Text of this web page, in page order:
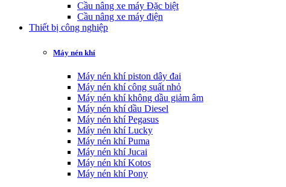
Cầu nâng xe máy Đặc biệt
Cầu nâng xe máy điện
Thiết bị công nghiệp
Máy nén khí
Máy nén khí piston dây đai
Máy nén khí công suất nhỏ
Máy nén khí không dầu giảm âm
Máy nén khí dầu Diesel
Máy nén khí Pegasus
Máy nén khí Lucky
Máy nén khí Puma
Máy nén khí Jucai
Máy nén khí Kotos
Máy nén khí Pony